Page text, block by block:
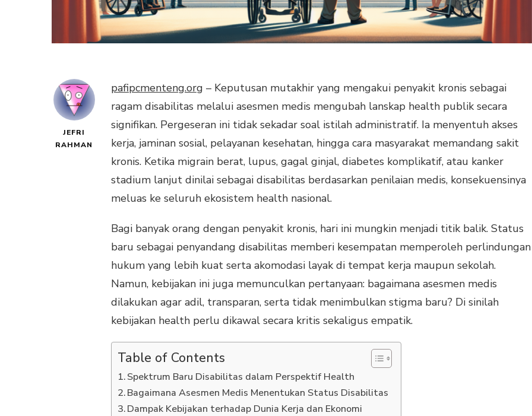
JEFRI
RAHMAN
pafipcmenteng.org – Keputusan mutakhir yang mengakui penyakit kronis sebagai
ragam disabilitas melalui asesmen medis mengubah lanskap health publik secara
signifikan. Pergeseran ini tidak sekadar soal istilah administratif. Ia menyentuh akses
kerja, jaminan sosial, pelayanan kesehatan, hingga cara masyarakat memandang sakit
kronis. Ketika migrain berat, lupus, gagal ginjal, diabetes komplikatif, atau kanker
stadium lanjut dinilai sebagai disabilitas berdasarkan penilaian medis, konsekuensinya
meluas ke seluruh ekosistem health nasional.
Bagi banyak orang dengan penyakit kronis, hari ini mungkin menjadi titik balik. Status
baru sebagai penyandang disabilitas memberi kesempatan memperoleh perlindungan
hukum yang lebih kuat serta akomodasi layak di tempat kerja maupun sekolah.
Namun, kebijakan ini juga memunculkan pertanyaan: bagaimana asesmen medis
dilakukan agar adil, transparan, serta tidak menimbulkan stigma baru? Di sinilah
kebijakan health perlu dikawal secara kritis sekaligus empatik.
Table of Contents
Spektrum Baru Disabilitas dalam Perspektif Health
Bagaimana Asesmen Medis Menentukan Status Disabilitas
Dampak Kebijakan terhadap Dunia Kerja dan Ekonomi